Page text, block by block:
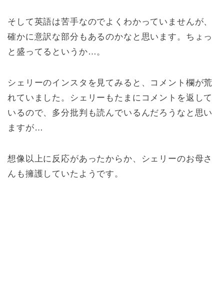
そして英語は苦手なのでよくわかっていませんが、
確かに意訳な部分もあるのかなと思います。ちょっ
と盛ってるというか…。
シェリーのインスタを見てみると、コメント欄が荒
れていました。シェリーもたまにコメントを返して
いるので、多分批判も読んでいるんだろうなと思い
ますが…
想像以上に反応があったからか、シェリーのお母さ
んも擁護していたようです。